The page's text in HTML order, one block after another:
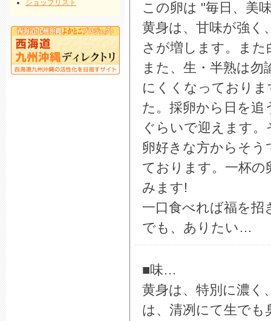
ショップリスト
この卵は "毎日、美
黄身は、甘味が強く
さが増します。ま
また、生・半熟は
にくくなっており
た。採卵から日を追
ぐらいで迎えます
卵好きな方からそ
ております。一杯
みます!
一口食べれば福を招
でも、ありたい…
■味…
黄身は、特別に濃く
は、清冽にて生で